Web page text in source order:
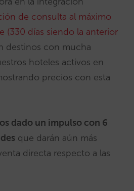
de consulta al máximo
(330 días siendo la anterior
destinos con mucha
hoteles activos en
precios con esta
dado un impulso con 6
que darán aún más
directa respecto a las